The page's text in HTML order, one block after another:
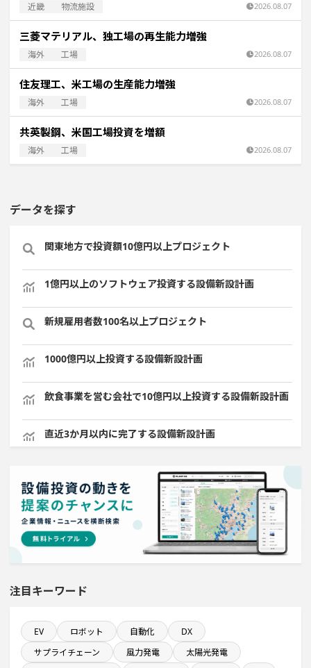
近畿 物流施設 2026.08.07
三菱マテリアル、独工場の再生能力増強
海外 工場 2026.08.07
住友理工、米工場の生産能力増強
海外 工場 2026.08.07
共英製鋼、米国工場投資を増額
海外 工場 2026.08.07
データを探す
関東地方で投資額10億円以上プロジェクト
1億円以上のソフトウェア投資する設備新設計画
新規雇用者数100名以上プロジェクト
1000億円以上投資する設備新設計画
飲食事業を営む会社で10億円以上投資する設備新設計画
直近3か月以内に完了する設備新設計画
直近3か月以内に着工プロジェクト
自動車関連工場のプロジェクト
半導体セグメントに投資する設備新設計画
食品関連工場のプロジェクト
来月完成プロジェクト
既に100億円以上の支払いが終了した設備新設計画
注目キーワード
EV ロボット 自動化
DX
サプライチェーン
風力発電
太陽光発電